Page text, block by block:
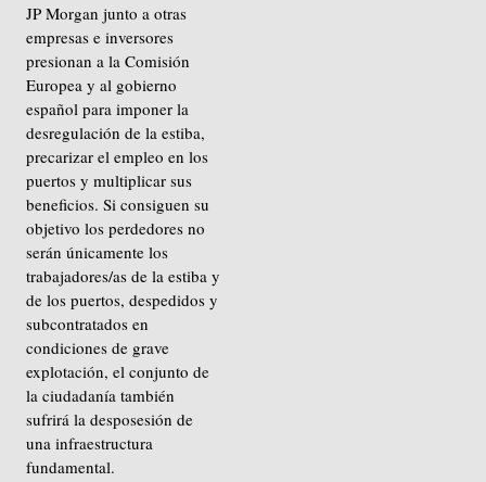
JP Morgan junto a otras
empresas e inversores
presionan a la Comisión
Europea y al gobierno
español para imponer la
desregulación de la estiba,
precarizar el empleo en los
puertos y multiplicar sus
beneficios. Si consiguen su
objetivo los perdedores no
serán únicamente los
trabajadores/as de la estiba y
de los puertos, despedidos y
subcontratados en
condiciones de grave
explotación, el conjunto de
la ciudadanía también
sufrirá la desposesión de
una infraestructura
fundamental.